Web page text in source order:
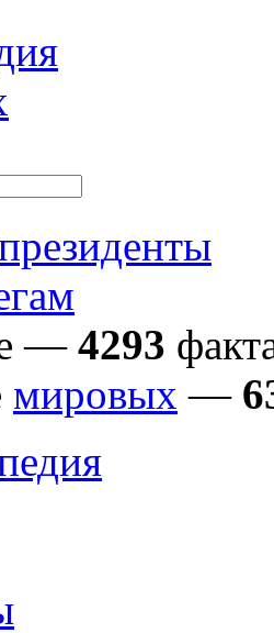
— 4293
мировых —